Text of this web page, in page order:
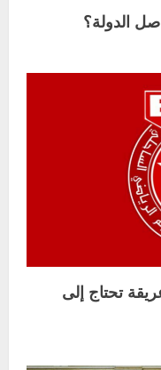
الدولة؟
تحتاج إلى